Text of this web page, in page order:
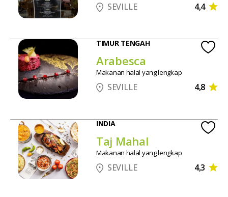
SEVILLE 4,4
TIMUR TENGAH
Arabesca
Makanan halal yang lengkap
SEVILLE 4,8
INDIA
Taj Mahal
Makanan halal yang lengkap
SEVILLE 4,3